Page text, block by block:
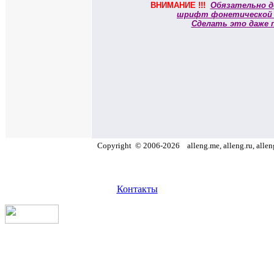
ВНИМАНИЕ !!! Обязательно
шрифт фонетической
Сделать это даже
Copyright © 2006-2026 alleng.me, alleng.ru,
Контакты